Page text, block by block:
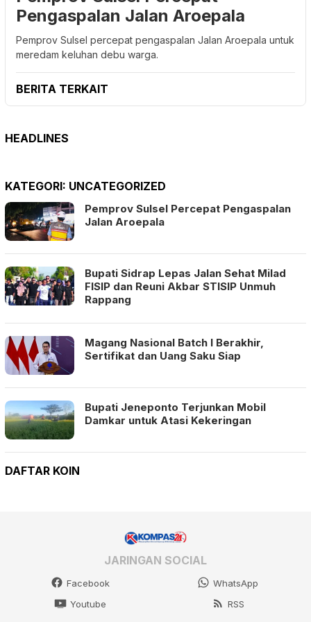
Pengaspalan Jalan Aroepala
Pemprov Sulsel percepat pengaspalan Jalan Aroepala untuk
meredam keluhan debu warga.
BERITA TERKAIT
HEADLINES
KATEGORI: UNCATEGORIZED
Pemprov Sulsel Percepat Pengaspalan
Jalan Aroepala
Bupati Sidrap Lepas Jalan Sehat Milad
FISIP dan Reuni Akbar STISIP Unmuh
Rappang
Magang Nasional Batch I Berakhir,
Sertifikat dan Uang Saku Siap
Bupati Jeneponto Terjunkan Mobil
Damkar untuk Atasi Kekeringan
DAFTAR KOIN
JARINGAN SOCIAL
Facebook
WhatsApp
Youtube
RSS